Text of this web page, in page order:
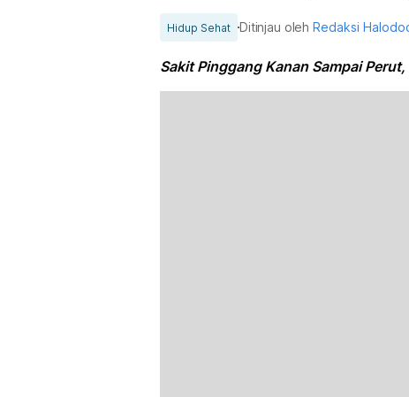
Hidup Sehat Ditinjau olehRedaksi
Sakit Pinggang Kanan Sampai Perut,